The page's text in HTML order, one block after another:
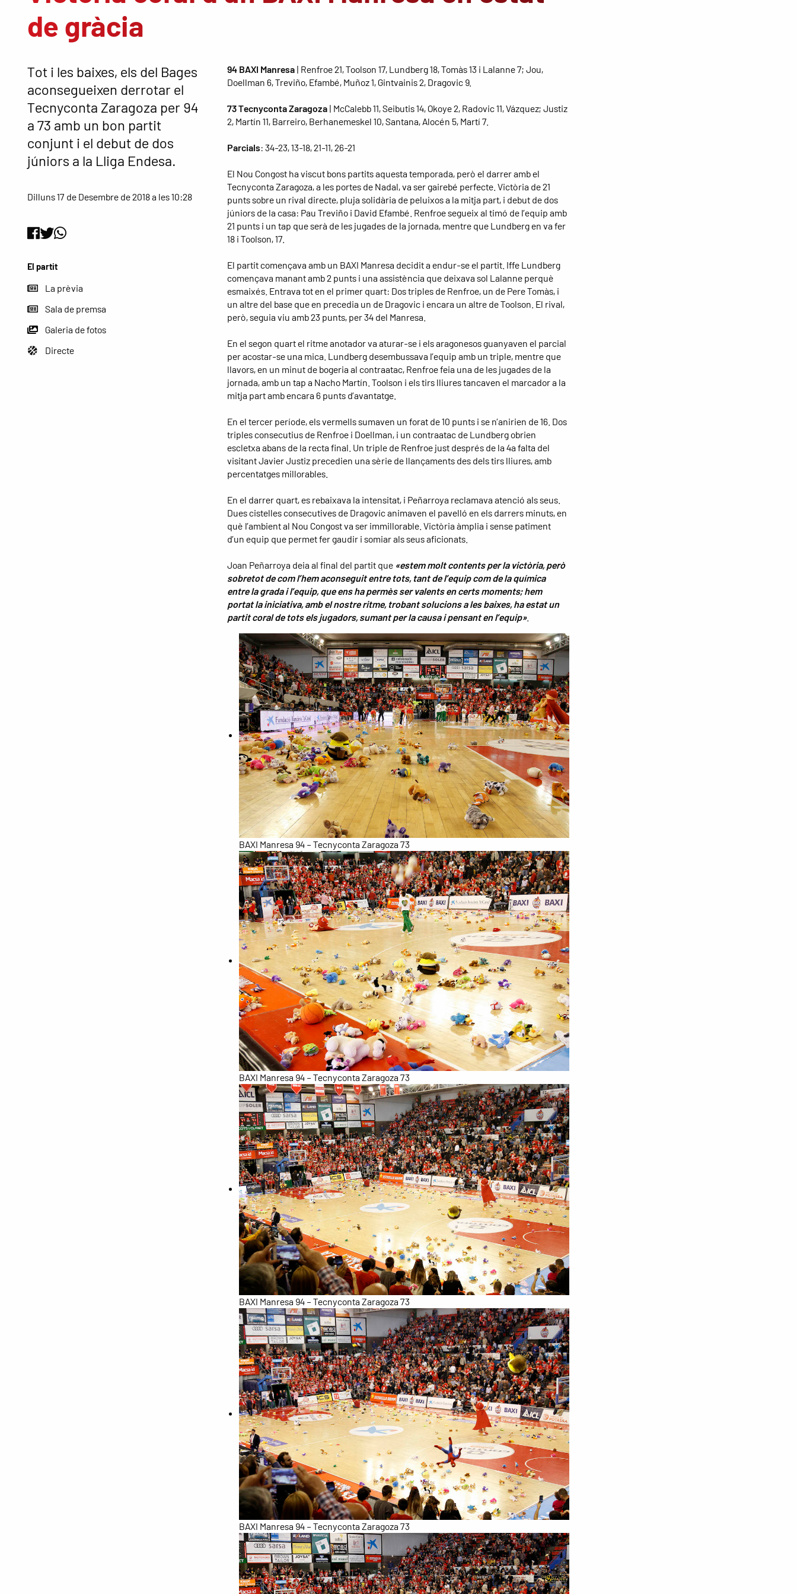
de gràcia
Tot i les baixes, els del Bages
aconsegueixen derrotar el
Tecnyconta Zaragoza per 94
a 73 amb un bon partit
conjunt i el debut de dos
júniors a la Lliga Endesa.
Dilluns 17 de Desembre de 2018 a les 10:28
El partit
La prèvia
Sala de premsa
Galeria de fotos
Directe
94 BAXI Manresa| Renfroe 21, Toolson 17, Lundberg 18, Tomàs 13 i Lalanne 7; Jou,
Doellman 6, Treviño, Efambé, Muñoz 1, Gintvainis 2, Dragovic 9.
73 Tecnyconta Zaragoza| McCalebb 11, Seibutis 14, Okoye 2, Radovic 11, Vázquez; Justiz
2, Martín 11, Barreiro, Berhanemeskel 10, Santana, Alocén 5, Martí 7.
Parcials: 34-23, 13-18, 21-11, 26-21
El Nou Congost ha viscut bons partits aquesta temporada, però el darrer amb el
Tecnyconta Zaragoza, a les portes de Nadal, va ser gairebé perfecte. Victòria de 21
punts sobre un rival directe, pluja solidària de peluixos a la mitja part, i debut de dos
júniors de la casa: Pau Treviño i David Efambé. Renfroe segueix al timó de l’equip amb
21 punts i un tap que serà de les jugades de la jornada, mentre que Lundberg en va fer
18 i Toolson, 17.
El partit començava amb un BAXI Manresa decidit a endur-se el partit. Iffe Lundberg
començava manant amb 2 punts i una assistència que deixava sol Lalanne perquè
esmaixés. Entrava tot en el primer quart: Dos triples de Renfroe, un de Pere Tomàs, i
un altre del base que en precedia un de Dragovic i encara un altre de Toolson. El rival,
però, seguia viu amb 23 punts, per 34 del Manresa.
En el segon quart el ritme anotador va aturar-se i els aragonesos guanyaven el parcial
per acostar-se una mica. Lundberg desembussava l’equip amb un triple, mentre que
llavors, en un minut de bogeria al contraatac, Renfroe feia una de les jugades de la
jornada, amb un tap a Nacho Martín. Toolson i els tirs lliures tancaven el marcador a la
mitja part amb encara 6 punts d’avantatge.
En el tercer període, els vermells sumaven un forat de 10 punts i se n’anirien de 16. Dos
triples consecutius de Renfroe i Doellman, i un contraatac de Lundberg obrien
escletxa abans de la recta final. Un triple de Renfroe just després de la 4a falta del
visitant Javier Justiz precedien una sèrie de llançaments des dels tirs lliures, amb
percentatges millorables.
En el darrer quart, es rebaixava la intensitat, i Peñarroya reclamava atenció als seus.
Dues cistelles consecutives de Dragovic animaven el pavelló en els darrers minuts, en
què l’ambient al Nou Congost va ser immillorable. Victòria àmplia i sense patiment
d’un equip que permet fer gaudir i somiar als seus aficionats.
Joan Peñarroya deia al final del partit que «estem molt contents per la victòria, però
sobretot de com l’hem aconseguit entre tots, tant de l’equip com de la química
entre la grada i l’equip, que ens ha permès ser valents en certs moments; hem
portat la iniciativa, amb el nostre ritme, trobant solucions a les baixes, ha estat un
partit coral de tots els jugadors, sumant per la causa i pensant en l’equip».
BAXI Manresa 94 – Tecnyconta Zaragoza 73
BAXI Manresa 94 – Tecnyconta Zaragoza 73
BAXI Manresa 94 – Tecnyconta Zaragoza 73
BAXI Manresa 94 – Tecnyconta Zaragoza 73